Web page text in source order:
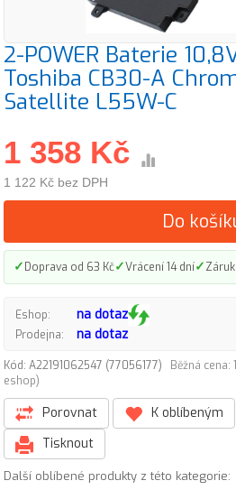
2-POWER Baterie
Toshiba CB30-A
Satellite L55W-C
1 358 Kč
1 122 Kč bez DPH
Do
✓Doprava od 63 Kč✓Vrácení 14 dní✓
Eshop: na dotaz
Prodejna: na dotaz
Kód: A22191062547 (77056177)
Běžná cena:
eshop)
Porovnat K oblíbeným
Tisknout
Další oblíbené produkty z této kategorie: